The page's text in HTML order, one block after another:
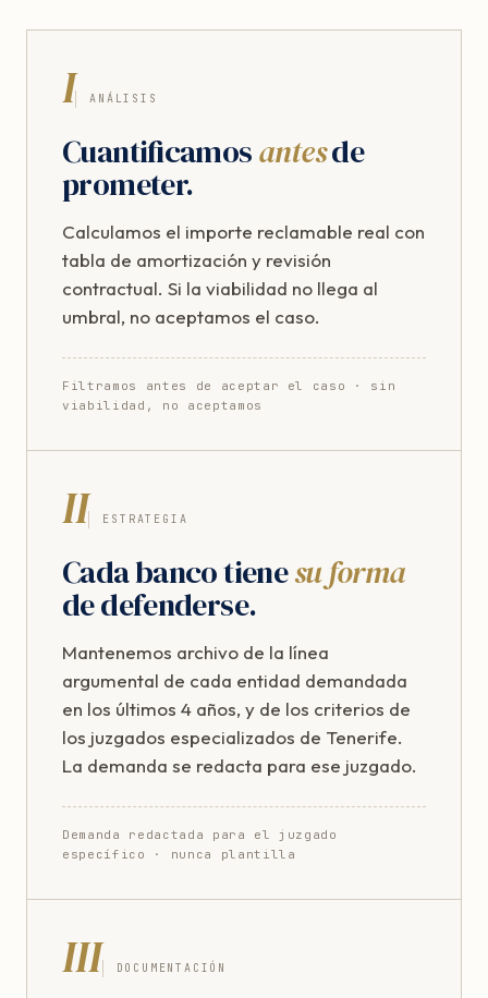
I ANÁLISIS
Cuantificamosantesde
prometer.
Calculamos el importe reclamable real con
tabla de amortización y revisión
contractual. Si la viabilidad no llega al
umbral, no aceptamos el caso.
Filtramos antes de aceptar el caso · sin
viabilidad, no aceptamos
II ESTRATEGIA
Cada banco tienesu forma
de defenderse.
Mantenemos archivo de la línea
argumental de cada entidad demandada
en los últimos 4 años, y de los criterios de
los juzgados especializados de Tenerife.
La demanda se redacta para ese juzgado.
Demanda redactada para el juzgado
específico · nunca plantilla
III DOCUMENTACIÓN